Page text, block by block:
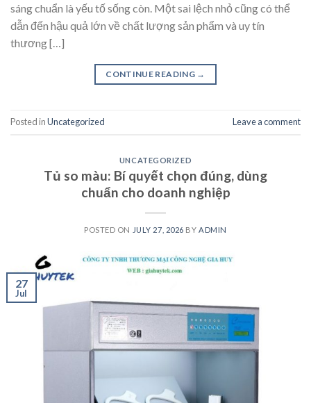
sáng chuẩn là yếu tố sống còn. Một sai lệch nhỏ cũng có thể
dẫn đến hậu quả lớn về chất lượng sản phẩm và uy tín
thương […]
CONTINUE READING →
Posted inUncategorized Leave a comment
UNCATEGORIZED
Tủ so màu: Bí quyết chọn đúng, dùng
chuẩn cho doanh nghiệp
POSTED ON JULY 27, 2026 BYADMIN
27
Jul